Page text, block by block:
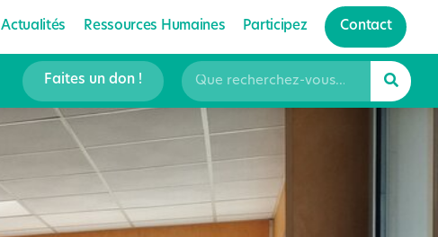
Actualités Ressources Humaines Participez Contact
Faites un don !